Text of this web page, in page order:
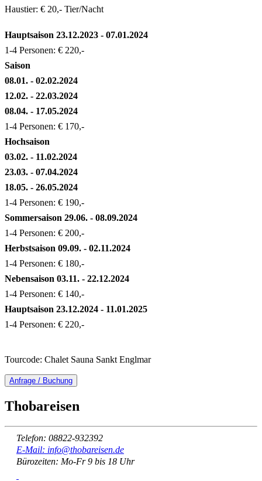
Haustier: € 20,- Tier/Nacht
Hauptsaison 23.12.2023 - 07.01.2024
1-4 Personen: € 220,-
Saison
08.01. - 02.02.2024
12.02. - 22.03.2024
08.04. - 17.05.2024
1-4 Personen: € 170,-
Hochsaison
03.02. - 11.02.2024
23.03. - 07.04.2024
18.05. - 26.05.2024
1-4 Personen: € 190,-
Sommersaison 29.06. - 08.09.2024
1-4 Personen: € 200,-
Herbstsaison 09.09. - 02.11.2024
1-4 Personen: € 180,-
Nebensaison 03.11. - 22.12.2024
1-4 Personen: € 140,-
Hauptsaison 23.12.2024 - 11.01.2025
1-4 Personen: € 220,-
Tourcode: Chalet Sauna Sankt Englmar
Anfrage / Buchung
Thobareisen
Telefon: 08822-932392
E-Mail: info@thobareisen.de
Bürozeiten: Mo-Fr 9 bis 18 Uhr